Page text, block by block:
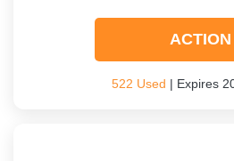
ACTION
522 Used | Expires